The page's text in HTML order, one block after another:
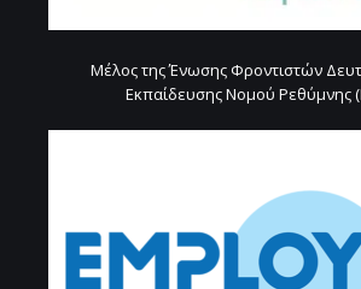
Μέλος της Ένωσης Φροντιστών
Εκπαίδευσης Νομού Ρεθύμνης